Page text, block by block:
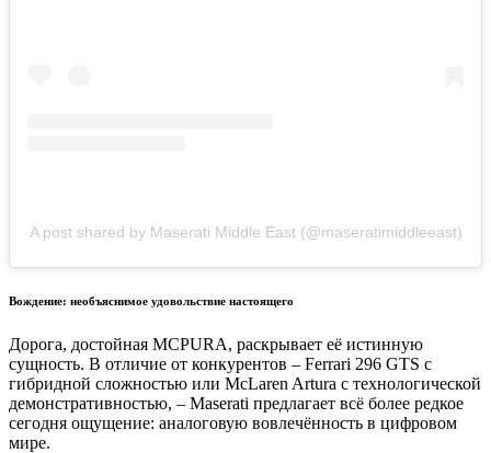
A post shared by Maserati Middle East (@maseratimiddleeast)
Вождение: необъяснимое удовольствие настоящего
Дорога, достойная MCPURA, раскрывает её истинную
сущность. В отличие от конкурентов – Ferrari 296 GTS с
гибридной сложностью или McLaren Artura с технологической
демонстративностью, – Maserati предлагает всё более редкое
сегодня ощущение: аналоговую вовлечённость в цифровом
мире.